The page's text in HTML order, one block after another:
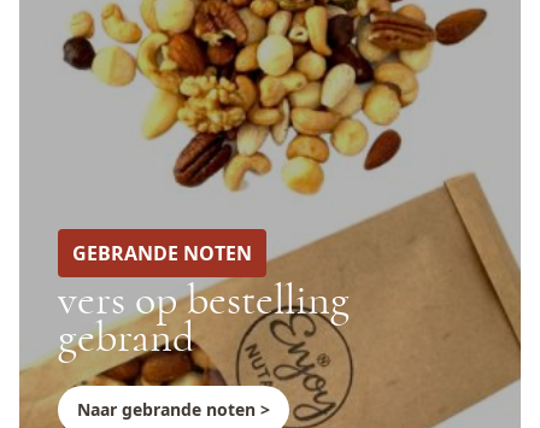
GEBRANDE NOTEN
vers op bestelling
gebrand
Naar gebrande noten >